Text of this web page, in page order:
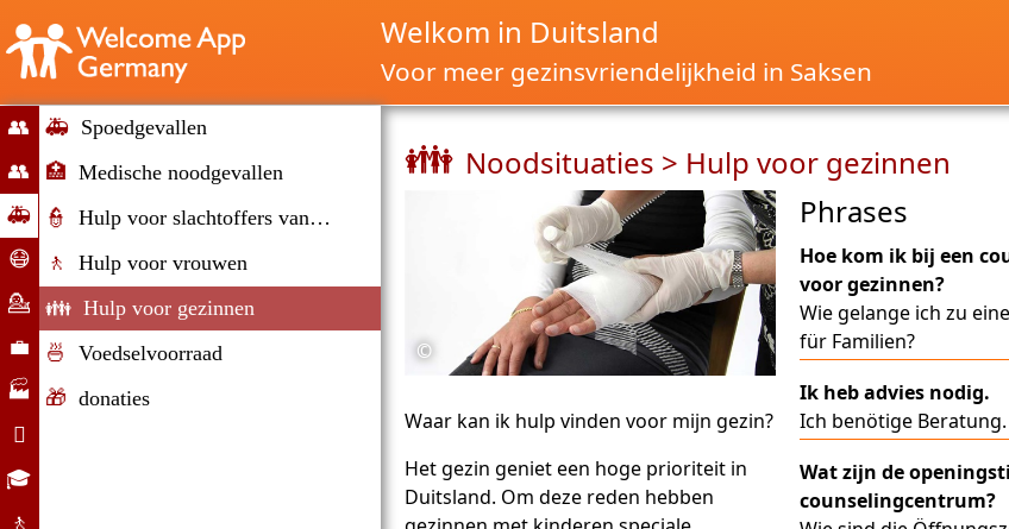
Welkom in Duitsland
Voor meer gezinsvriendelijkheid in Saksen
👥
Lancering
👥
Migratie
en
immigratie
🚑
Noodsituaties
😷
Corona
hulp
💁
Counseling
💼
Arbeidsmarkt
🏭
Bedrijven

Dagelijks
🎓
Opleidingsmogelijkheden
🚶
🚑 Spoedgevallen
🏥 Medische noodgevallen
👮
Hulp voor slachtoffers van geweld
🚶
Hulp voor vrouwen
👪 Hulp voor gezinnen
🍜
Voedselvoorraad
🎁 donaties
👪 Noodsituaties > Hulp voor gezinnen
©
Waar kan ik hulp vinden voor mijn gezin?
Het gezin geniet een hoge prioriteit in
Duitsland. Om deze reden hebben
Phrases
Hoe kom ik bij een
voor gezinnen?
Wie gelange ich zu
für Familien?
Ik heb advies nodig.
Ich benötige Beratung.
Wat zijn de
counselingcentrum?